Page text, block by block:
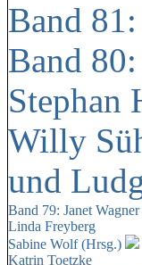
Band
Band 80:
Stephan
Willy
und
Band 79: Janet Wagner
Linda Freyberg
Sabine Wolf (Hrsg.)
Katrin Toetzke